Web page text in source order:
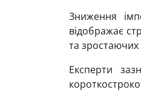
Зниження
відображає
та
Експерти